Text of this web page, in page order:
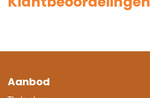
Aanbod